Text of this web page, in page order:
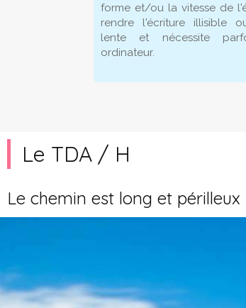
forme et/ou la vitesse de
rendre l'écriture illisible
lente et nécessite
ordinateur.
Le TDA / H
Le chemin est long et